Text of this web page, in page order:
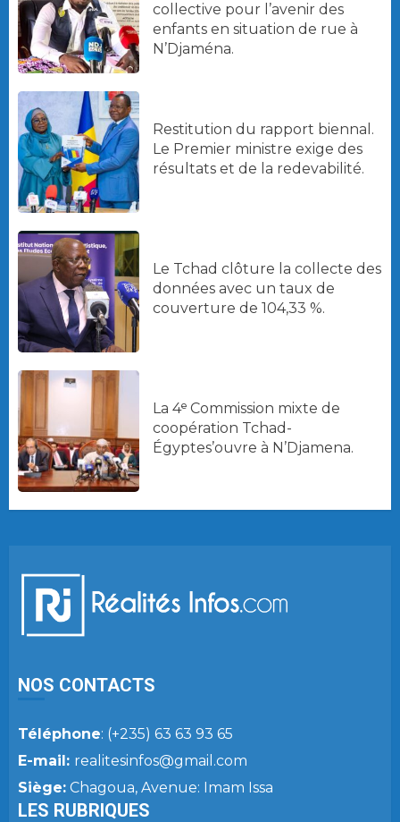
collective pour l’avenir des
enfants en situation de rue à
N’Djaména.
Restitution du rapport biennal.
Le Premier ministre exige des
résultats et de la redevabilité.
Le Tchad clôture la collecte des
données avec un taux de
couverture de 104,33 %.
La 4ᵉ Commission mixte de
coopération Tchad-
Égyptes’ouvre à N’Djamena.
NOS CONTACTS
Téléphone: (+235) 63 63 93 65
E-mail: realitesinfos@gmail.com
Siège: Chagoua, Avenue: Imam Issa
LES RUBRIQUES